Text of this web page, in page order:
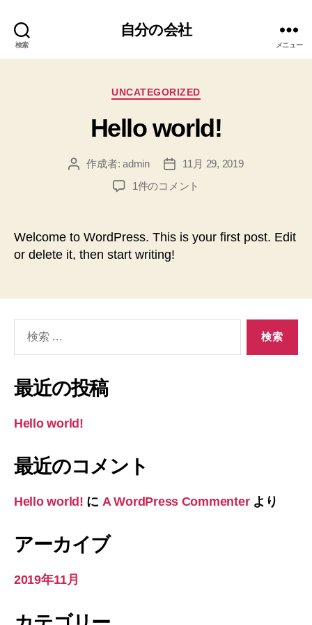
検索
自分の会社
メニュー
カ
ゴ
リ
UNCATEGORIZED
Hello world!
投
作成者:admin
投
稿
11月 29, 2019
Hello
1件のコメント
Welcome to WordPress. This is your first post. Edit
or delete it, then start writing!
象:
最近の投稿
Hello world!
最近のコメント
Hello world! に A WordPress Commenterより
アーカイブ
2019年11月